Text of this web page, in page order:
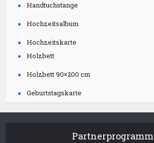
Handtuchstange
Hochzeitsalbum
Hochzeitskarte
Holzbett
Holzbett 90×200 cm
Geburtstagskarte
Partnerprogramm